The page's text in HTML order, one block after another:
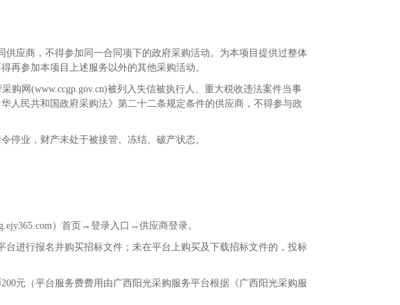
应商，不得参加同一合同项下的政府采购活动。为本项目提供过整体
再参加本项目上述服务以外的其他采购活动。
购网 (www.ccgp.gov.cn)被列入失信被执行人、重大税收违法案件当事
人民共和国政府采购法》第二十二条规定条件的供应商，不得参与政
停业，财产未处于被接管、冻结、破产状态。
）首页→登录入口→供应商登录。
进行报名并购买招标文件；未在平台上购买及下载招标文件的，投标
200元（平台服务费费用由广西阳光采购服务平台根据《广西阳光采购服